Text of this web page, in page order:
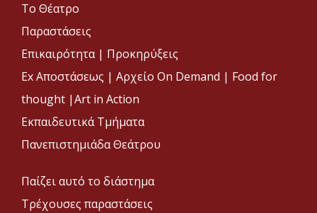
Το Θέατρο
Παραστάσεις
Επικαιρότητα | Προκηρύξεις
Ex Αποστάσεως | Αρχείο On Demand | Food for
thought |Art in Action
Εκπαιδευτικά Τμήματα
Πανεπιστημιάδα Θεάτρου
Παίζει αυτό το διάστημα
Τρέχουσες παραστάσεις